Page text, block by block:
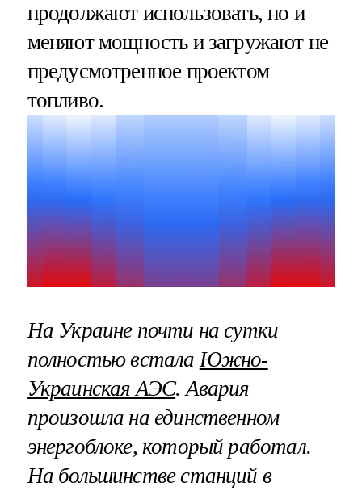
продолжают использовать, но и
меняют мощность и загружают не
предусмотренное проектом
топливо.
На Украине почти на сутки
полностью встала Южно-
Украинская АЭС. Авария
произошла на единственном
энергоблоке, который работал.
На большинстве станций в